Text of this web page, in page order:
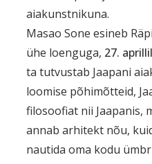
aiakunstnikuna.
Masao Sone esineb
ühe loenguga, 27.
ta tutvustab Jaapani
loomise põhimõtteid,
filosoofiat nii Jaapanis,
annab arhitekt nõu,
nautida oma kodu